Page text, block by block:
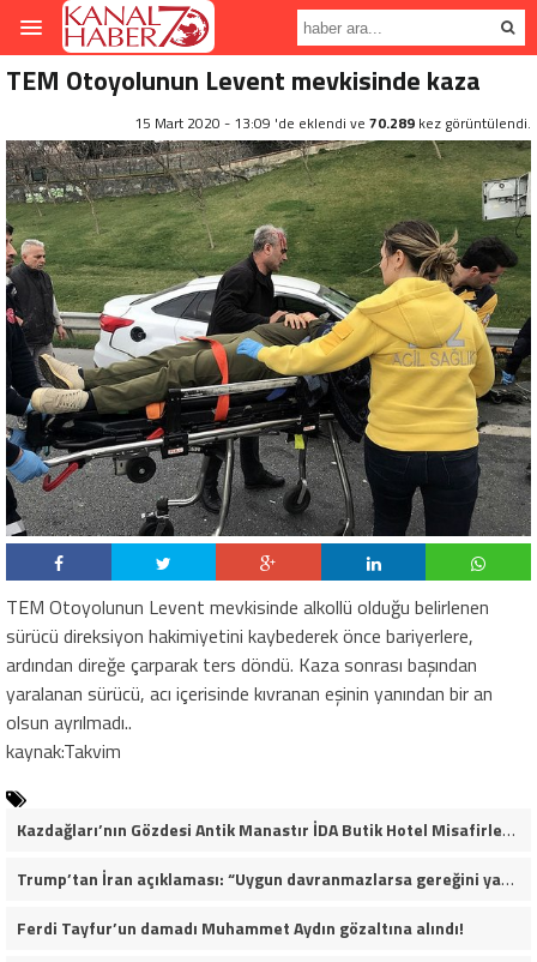
TEM Otoyolunun Levent mevkisinde kaza
15 Mart 2020 - 13:09 'de eklendi ve 70.289 kez görüntülendi.
TEM Otoyolunun Levent mevkisinde alkollü olduğu belirlenen
sürücü direksiyon hakimiyetini kaybederek önce bariyerlere,
ardından direğe çarparak ters döndü. Kaza sonrası başından
yaralanan sürücü, acı içerisinde kıvranan eşinin yanından bir an
olsun ayrılmadı..
kaynak:Takvim
Kazdağları’nın Gözdesi Antik Manastır İDA Butik Hotel Misafirlerinden Tam Not Alıyor
Trump’tan İran açıklaması: “Uygun davranmazlarsa gereğini yaparım”
Ferdi Tayfur’un damadı Muhammet Aydın gözaltına alındı!